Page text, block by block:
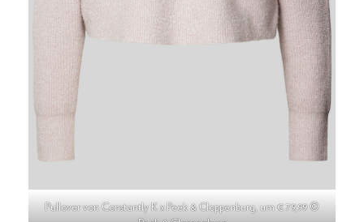
Pullover von Constantly K x Peek & Cloppenburg, um € 79,99 ©